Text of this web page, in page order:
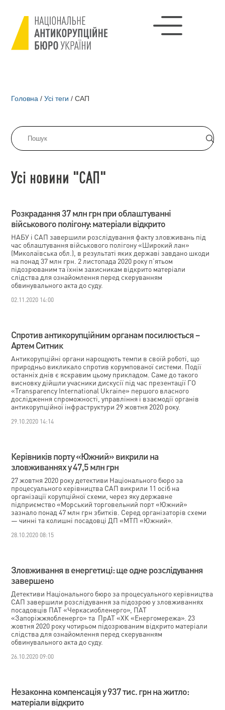
Головна / Усі теги / САП
Усі новини "САП"
Розкрадання 37 млн грн при облаштуванні
військового полігону: матеріали відкрито
НАБУ і САП завершили розслідування факту зловживань під
час облаштування військового полігону «Широкий лан»
(Миколаївська обл.), в результаті яких державі завдано шкоди
на понад 37 млн грн. 2 листопада 2020 року п’ятьом
підозрюваним та їхнім захисникам відкрито матеріали
слідства для ознайомлення перед скеруванням
обвинувального акта до суду.
02.11.2020 14:00
Спротив антикорупційним органам посилюється –
Артем Ситник
Антикорупційні органи нарощують темпи в своїй роботі, що
природньо викликало спротив корумпованої системи. Події
останніх днів є яскравим цьому прикладом. Саме до такого
висновку дійшли учасники дискусії під час презентації ГО
«Transparency International Ukraine» першого власного
дослідження спроможності, управління і взаємодії органів
антикорупційної інфраструктури 29 жовтня 2020 року.
29.10.2020 14:14
Керівників порту «Южний» викрили на
зловживаннях у 47,5 млн грн
27 жовтня 2020 року детективи Національного бюро за
процесуального керівництва САП викрили 11 осіб на
організації корупційної схеми, через яку державне
підприємство «Морський торговельний порт «Южний»
зазнало понад 47 млн грн збитків. Серед організаторів схеми
— чинні та колишні посадовці ДП «МТП «Южний».
28.10.2020 08:15
Зловживання в енергетиці: ще одне розслідування
завершено
Детективи Національного бюро за процесуального керівництва
САП завершили розслідування за підозрою у зловживаннях
посадовців ПАТ «Черкасиобленерго», ПАТ
«Запоріжжяобленерго» та ПрАТ «ХК «Енергомережа». 23
жовтня 2020 року чотирьом підозрюваним відкрито матеріали
слідства для ознайомлення перед скеруванням
обвинувального акта до суду.
26.10.2020 09:00
Незаконна компенсація у 937 тис. грн на житло:
матеріали відкрито